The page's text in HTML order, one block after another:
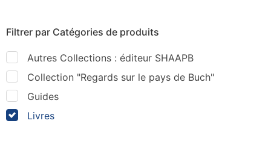
Filtrer par Catégories de produits
Autres Collections : éditeur SHAAPB
Collection "Regards sur le pays de Buch"
Guides
Livres